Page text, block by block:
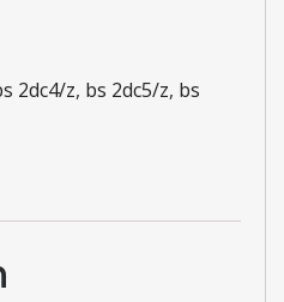
2dc4/z, bs 2dc5/z, bs